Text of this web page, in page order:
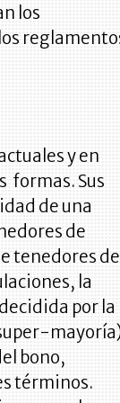
los
y en
formas. Sus
de una
de
tenedores de
la
por la
bono,
términos.